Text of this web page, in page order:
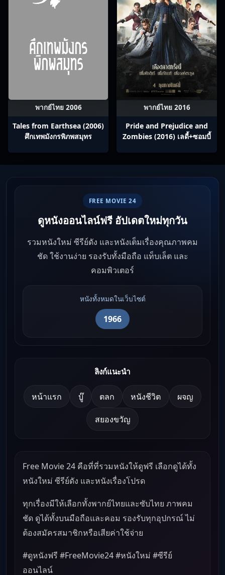
พากย์ไทย 2006
Tales from Earthsea (2006)
ศึกเทพมังกรพิภพสมุทร
พากย์ไทย 2016
Pride and Prejudice and
Zombies (2016) เลดี้+ซอมบี้
FREE MOVIE 24
ดูหนังออนไลน์ฟรี อัปเดตใหม่ทุกวัน
รวมหนังใหม่ ซีรีย์ดัง และหนังเต็มเรื่องคุณภาพคม
ชัด ใช้งานง่าย รองรับทั้งมือถือ แท็บเล็ต และ
คอมพิวเตอร์
หนังทั้งหมดในเว็บไซต์
1966
ลิงก์แนะนำ
หน้าแรก บู๊ ตลก หนังชีวิต ผจญ
สยองขวัญ
Free Movie 24 คือที่ที่รวมหนังให้ดูฟรี เลือกดูได้ทั้ง
หนังใหม่ ซีรีย์ดัง และหนังเรื่องโปรด
ทุกเรื่องมีให้เลือกทั้งพากย์ไทยและซับไทย ภาพคม
ชัด ดูได้ทั้งบนมือถือและคอม รองรับทุกอุปกรณ์ ไม่
ต้องสมัครสมาชิกหรือเสียค่าใช้จ่าย
#ดูหนังฟรี #FreeMovie24 #หนังใหม่ #ซีรีย์
ออนไลน์